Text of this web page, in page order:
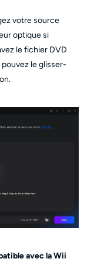
votre source
optique si
le fichier DVD
le glisser-
avec la Wii